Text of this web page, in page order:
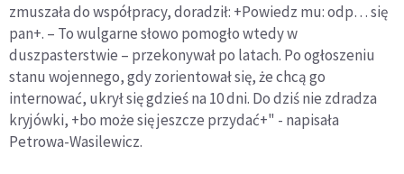
zmuszała do współpracy, doradził: +Powiedz mu: odp… się
pan+. – To wulgarne słowo pomogło wtedy w
duszpasterstwie – przekonywał po latach. Po ogłoszeniu
stanu wojennego, gdy zorientował się, że chcą go
internować, ukrył się gdzieś na 10 dni. Do dziś nie zdradza
kryjówki, +bo może się jeszcze przydać+" - napisała
Petrowa-Wasilewicz.